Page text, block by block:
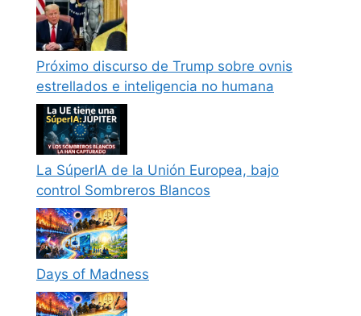
Próximo discurso de Trump sobre ovnis
estrellados e inteligencia no humana
La SúperIA de la Unión Europea, bajo
control Sombreros Blancos
Days of Madness